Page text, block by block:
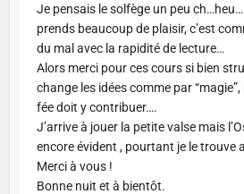
Je pensais le solfège un peu
prends beaucoup de plaisir, c’est
du mal avec la rapidité de lecture…
Alors merci pour ces cours si bien
change les idées comme par
fée doit y contribuer….
J’arrive à jouer la petite valse mais
encore évident , pourtant je le trouve
Merci à vous !
Bonne nuit et à bientôt.